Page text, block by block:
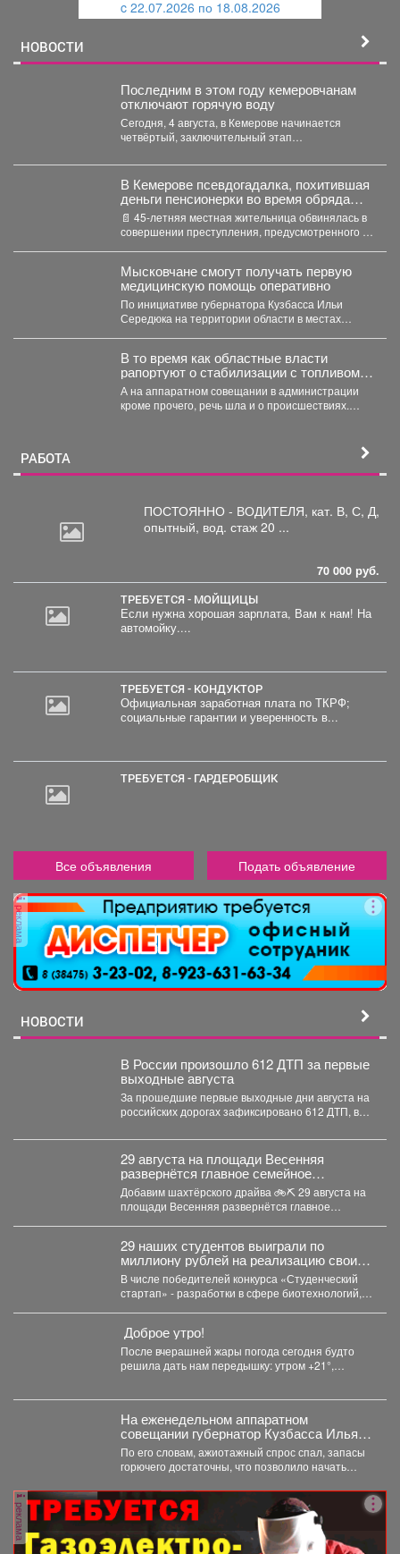
c 22.07.2026 по 18.08.2026
НОВОСТИ
Последним в этом году кемеровчанам
отключают горячую воду
Сегодня, 4 августа, в Кемерове начинается
четвёртый, заключительный этап
продлится...
В Кемерове псевдогадалка, похитившая
деньги пенсионерки во время обряда
снятия порчи, отправилась в колонию-
поселение
📄 45-летняя местная жительница обвинялась в
совершении преступления, предусмотренного ч.
Мысковчане смогут получать первую
медицинскую помощь оперативно
По инициативе губернатора Кузбасса Ильи
Середюка на территории области в местах
В то время как областные власти
рапортуют о стабилизации с топливом в
Кузбассе, пожарные предупреждают
тех, кто перестраховался и набрал
бензина и дизтоплива впрок.
А на аппаратном совещании в администрации
кроме прочего, речь шла и о происшествиях.
РАБОТА
ПОСТОЯННО - ВОДИТЕЛЯ, кат. В, С, Д,
опытный, вод. стаж 20 ...
70 000 руб.
ТРЕБУЕТСЯ - МОЙЩИЦЫ
Если нужна хорошая зарплата, Вам к нам! На
автомойку....
ТРЕБУЕТСЯ - КОНДУКТОР
Официальная заработная плата по ТКРФ;
социальные гарантии и уверенность в...
ТРЕБУЕТСЯ - ГАРДЕРОБЩИК
Все объявления Подать объявление
реклама
НОВОСТИ
В России произошло 612 ДТП за первые
выходные августа
За прошедшие первые выходные дни августа на
российских дорогах зафиксировано 612 ДТП, в
29 августа на площади Весенняя
развернётся главное семейное
соревнование этого лета - городской
конкурс «Шахтёрский видномобиль».
Добавим шахтёрского драйва 🚲⛏ 29 августа на
площади Весенняя развернётся главное
29 наших студентов выиграли по
миллиону рублей на реализацию своих
проектов.
В числе победителей конкурса «Студенческий
стартап» - разработки в сфере биотехнологий,
Доброе утро!
После вчерашней жары погода сегодня будто
решила дать нам передышку: утром +21°,
На еженедельном аппаратном
совещании губернатор Кузбасса Илья
Середюк заявил о стабилизации
ситуации с топливом в регионе.
По его словам, ажиотажный спрос спал, запасы
горючего достаточны, что позволило начать
реклама